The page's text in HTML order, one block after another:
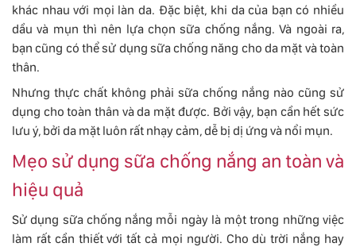
khác nhau với mọi làn da. Đặc biệt, khi da của bạn có nhiều
dầu và mụn thì nên lựa chọn sữa chống nắng. Và ngoài ra,
bạn cũng có thể sử dụng sữa chống năng cho da mặt và toàn
thân.
Nhưng thực chất không phải sữa chống nắng nào cũng sử
dụng cho toàn thân và da mặt được. Bởi vậy, bạn cần hết sức
lưu ý, bởi da mặt luôn rất nhạy cảm, dễ bị dị ứng và nổi mụn.
Mẹo sử dụng sữa chống nắng an toàn và
hiệu quả
Sử dụng sữa chống nắng mỗi ngày là một trong những việc
làm rất cần thiết với tất cả mọi người. Cho dù trời nắng hay